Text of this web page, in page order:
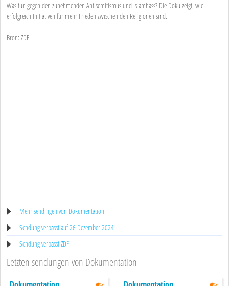
Was tun gegen den zunehmenden Antisemitismus und Islamhass? Die Doku zeigt, wie
erfolgreich Initiativen für mehr Frieden zwischen den Religionen sind.
Bron: ZDF
Mehr sendingen von Dokumentation
Sendung verpasst auf 26 Dezember 2024
Sendung verpasst ZDF
Letzten sendungen von Dokumentation